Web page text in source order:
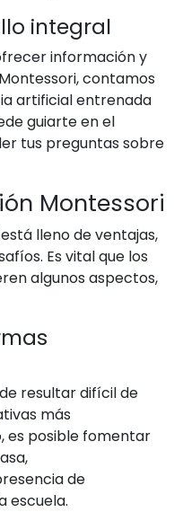
integral
información y
contamos
artificial entrenada
guiarte en el
tus preguntas sobre
Montessori
lleno de ventajas,
Es vital que los
algunos aspectos,
resultar difícil de
más
es posible fomentar
de
escuela.